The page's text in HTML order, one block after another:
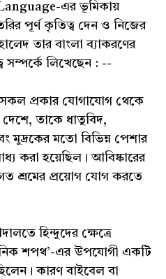
এর ভূমিকায়
পূর্ণ কৃতিত্ব দেন ও নিজের
তার বাংলা ব্যাকরণের
সম্পর্কে লিখেছেন : --
সকল প্রকার যোগাযোগ থেকে
তাকে ধাতুবিদ,
মুদ্রকের মতো বিভিন্ন পেশার
করা হয়েছিল। আবিষ্কারের
শ্রমের প্রয়োগ যোগ করতে
হিন্দুদের ক্ষেত্রে
শপথ’-এর উপযোগী একটি
কারণ বাইবেল বা